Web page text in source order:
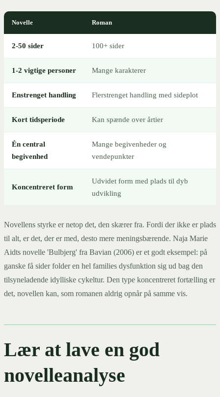
Novelle Roman
2-50 sider 100+ sider
1-2 vigtige personer Mange karakterer
Enstrenget handling Flerstrenget handling med sideplot
Kort tidsperiode Kan spænde over årtier
Én central
begivenhed
Mange begivenheder og
vendepunkter
Koncentreret form
Udvidet form med plads til dyb
udvikling
Novellens styrke er netop det, den skærer fra. Fordi der ikke er plads
til alt, er det, der er med, desto mere meningsbærende. Naja Marie
Aidts novelle 'Bulbjerg' fra Bavian (2006) er et godt eksempel: på
ganske få sider folder en hel families dysfunktion sig ud bag den
tilsyneladende idylliske cykeltur. Den type koncentreret fortælling er
det, novellen kan, som romanen aldrig opnår på samme vis.
Lær at lave en god
novelleanalyse